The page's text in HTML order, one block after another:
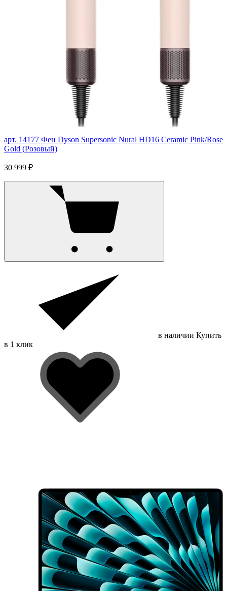
арт. 14177 Фен Dyson Supersonic Nural HD16 Ceramic Pink/Rose
Gold (Розовый)
30 999 ₽
в наличии Купить
в 1 клик